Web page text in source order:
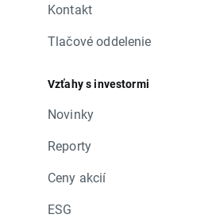
Kontakt
Tlačové oddelenie
Vzťahy s investormi
Novinky
Reporty
Ceny akcií
ESG